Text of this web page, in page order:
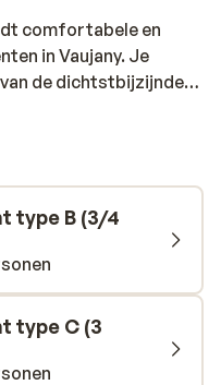
comfortabele en
in Vaujany. Je
de dichtstbijzijnde
direct kan
Grandes Rousses-
Je appartement
Fi, een gezellige
open keuken. Met
je met het hele gezin
skivakantie in de
type B (3/4
type C (3